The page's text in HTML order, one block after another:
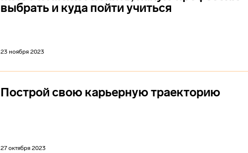
выбрать и куда пойти учиться
23 ноября 2023
Построй свою карьерную траекторию
27 октября 2023